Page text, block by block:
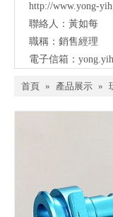
http://www.yong-
聯絡人：黃如每
職稱：銷售經理
電子信箱：
首頁 » 產品展示 »